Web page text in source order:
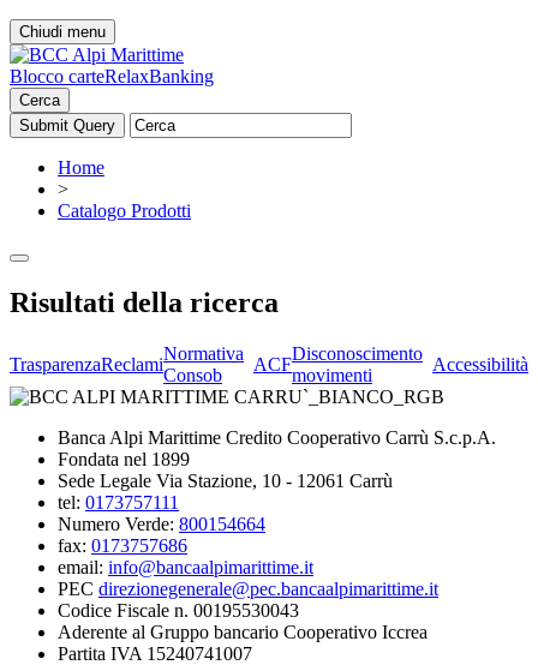
Chiudi menu
Blocco carteRelaxBanking
Cerca
Home
>
Catalogo Prodotti
Risultati della ricerca
TrasparenzaReclami
Normativa
Consob
ACF
Disconoscimento
movimenti
Accessibilità
Banca Alpi Marittime Credito Cooperativo Carrù S.c.p.A.
Fondata nel 1899
Sede Legale Via Stazione, 10 - 12061 Carrù
tel: 0173757111
Numero Verde: 800154664
fax: 0173757686
email: info@bancaalpimarittime.it
PEC direzionegenerale@pec.bancaalpimarittime.it
Codice Fiscale n. 00195530043
Aderente al Gruppo bancario Cooperativo Iccrea
Partita IVA 15240741007